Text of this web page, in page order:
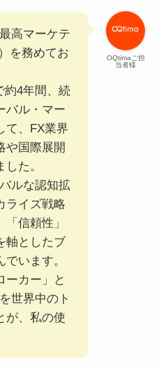
OQtimaご担
当者様
高マーケテ
を務めてお
約4年間、続
バル・マー
て、FX業界
や国際展開
た。
ルな認知拡
ライズ戦略
信頼性」
軸としたブ
います。
ーカー」と
世界中のト
が、私の使